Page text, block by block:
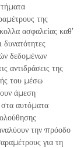
της
ασφαλείας καθ’
δεδομένων
αντιδράσεις της
του μέσω
άμεση
στα αυτόματα
την πρόοδο
για τη